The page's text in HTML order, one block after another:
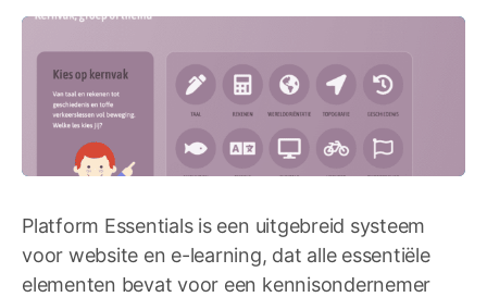
Platform Essentials is een uitgebreid systeem
voor website en e-learning, dat alle essentiële
elementen bevat voor een kennisondernemer